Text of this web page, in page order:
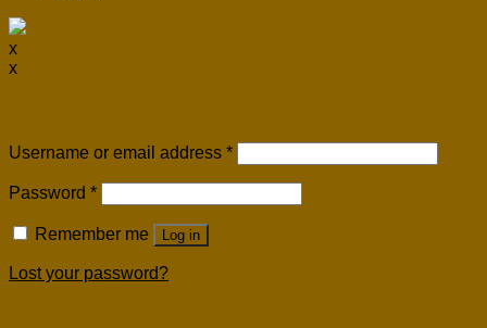
x
x
Username or email address *
Password *
Remember me Log in
Lost your password?